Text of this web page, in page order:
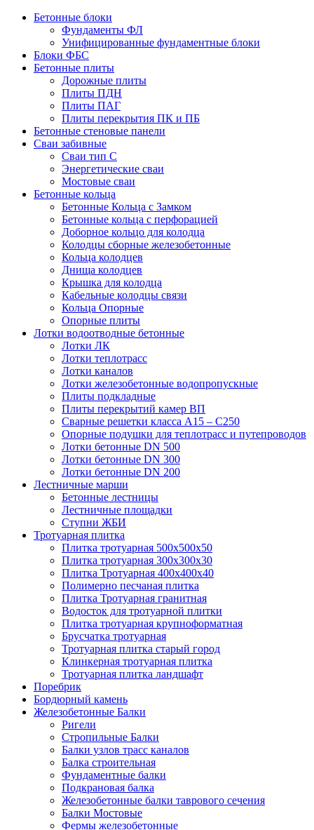
Бетонные блоки
Фундаменты ФЛ
Унифицированные фундаментные блоки
Блоки ФБС
Бетонные плиты
Дорожные плиты
Плиты ПДН
Плиты ПАГ
Плиты перекрытия ПК и ПБ
Бетонные стеновые панели
Сваи забивные
Сваи тип С
Энергетические сваи
Mостовые сваи
Бетонные кольца
Бетонные Кольца с Замком
Бетонные кольца с перфорацией
Доборное кольцо для колодца
Колодцы сборные железобетонные
Кольца колодцев
Днища колодцев
Крышка для колодца
Кабельные колодцы связи
Кольца Опорные
Опорные плиты
Лотки водоотводные бетонные
Лотки ЛК
Лотки теплотрасс
Лотки каналов
Лотки железобетонные водопропускные
Плиты подкладные
Плиты перекрытий камер ВП
Сварные решетки класса А15 – С250
Опорные подушки для теплотрасс и путепроводов
Лотки бетонные DN 500
Лотки бетонные DN 300
Лотки бетонные DN 200
Лестничные марши
Бетонные лестницы
Лестничные площадки
Ступни ЖБИ
Тротуарная плитка
Плитка тротуарная 500х500х50
Плитка тротуарная 300х300х30
Плитка Тротуарная 400x400x40
Полимерно песчаная плитка
Плитка Тротуарная гранитная
Водосток для тротуарной плитки
Плитка тротуарная крупноформатная
Брусчатка тротуарная
Тротуарная плитка старый город
Клинкерная тротуарная плитка
Тротуарная плитка ландшафт
Поребрик
Бордюрный камень
Железобетонные Балки
Ригели
Стропильные Балки
Балки узлов трасс каналов
Балка строительная
Фундаментные балки
Подкрановая балка
Железобетонные балки таврового сечения
Балки Мостовые
Фермы железобетонные